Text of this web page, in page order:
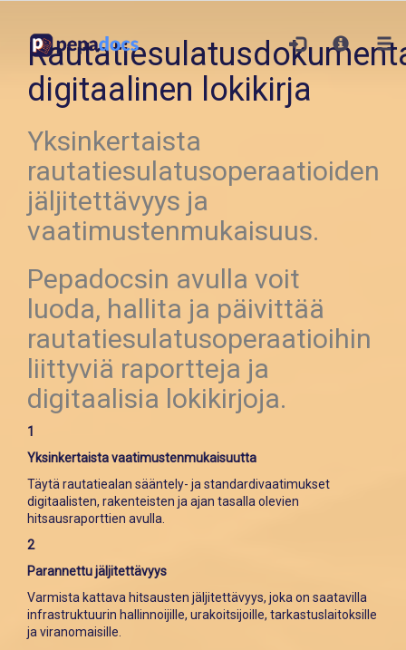
digitaalinen lokikirja
Yksinkertaista
rautatiesulatusoperaatioiden
jäljitettävyys ja
vaatimustenmukaisuus.
Pepadocsin avulla voit
luoda, hallita ja päivittää
rautatiesulatusoperaatioihin
liittyviä raportteja ja
digitaalisia lokikirjoja.
1
Yksinkertaista vaatimustenmukaisuutta
Täytä rautatiealan sääntely- ja standardivaatimukset
digitaalisten, rakenteisten ja ajan tasalla olevien
hitsausraporttien avulla.
2
Parannettu jäljitettävyys
Varmista kattava hitsausten jäljitettävyys, joka on saatavilla
infrastruktuurin hallinnoijille, urakoitsijoille, tarkastuslaitoksille
ja viranomaisille.